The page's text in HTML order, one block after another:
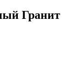
Гранит